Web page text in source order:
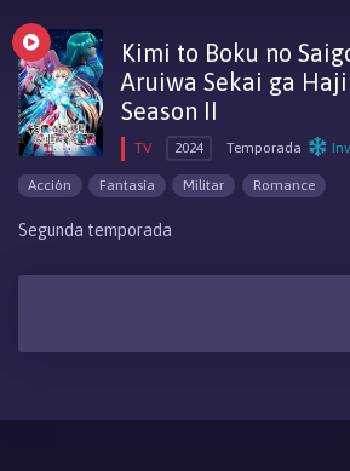
Kimi to Boku no
Aruiwa Sekai ga
Season II
TV 2024 Temporada
Acción Fantasía Militar Romance
Segunda temporada